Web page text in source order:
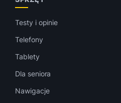
Testy i opinie
Telefony
Tablety
Dla seniora
Nawigacje